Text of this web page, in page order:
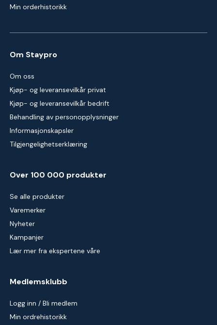
Min orderhistorikk
Om Staypro
Om oss
Kjøp- og leveransevilkår privat
Kjøp- og leveransevilkår bedrift
Behandling av personopplysninger
Informasjonskapsler
Tilgjengelighetserklæring
Over 100 000 produkter
Se alle produkter
Varemerker
Nyheter
Kampanjer
Lær mer fra ekspertene våre
Medlemsklubb
Logg inn / Bli medlem
Min ordrehistorikk